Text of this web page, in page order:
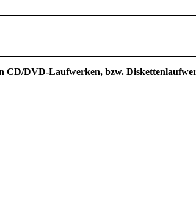
CD/DVD-Laufwerken, bzw.